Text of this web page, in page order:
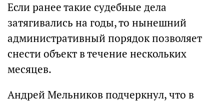
Если ранее такие судебные дела
затягивались на годы, то нынешний
административный порядок позволяет
снести объект в течение нескольких
месяцев.
Андрей Мельников подчеркнул, что в